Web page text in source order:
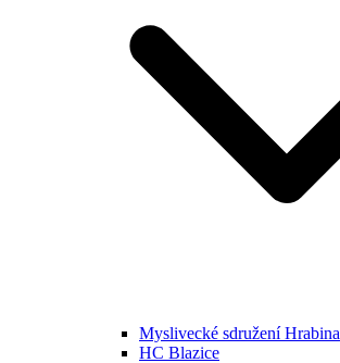
Myslivecké sdružení Hrabina
HC Blazice